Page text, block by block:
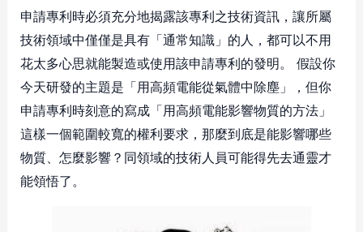
申請專利時必須充分地揭露該專利之技術資訊，讓所屬
技術領域中僅僅是具有「通常知識」的人，都可以不用
花太多心思就能製造或使用該申請專利的發明。 假設你
今天研發的主題是「用高頻電能從氣體中除塵」，但你
申請專利時刻意的寫成「用高頻電能影響物質的方法」
這樣一個範圍較寬的權利要求，那麼到底是能影響哪些
物質、怎麼影響？同領域的技術人員可能得先去通靈才
能領悟了。